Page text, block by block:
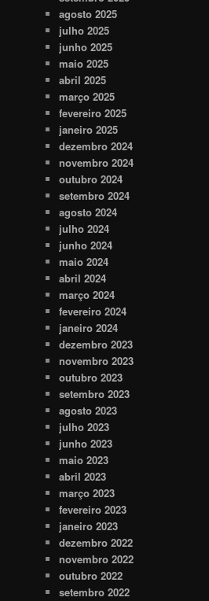
agosto 2025
julho 2025
junho 2025
maio 2025
abril 2025
março 2025
fevereiro 2025
janeiro 2025
dezembro 2024
novembro 2024
outubro 2024
setembro 2024
agosto 2024
julho 2024
junho 2024
maio 2024
abril 2024
março 2024
fevereiro 2024
janeiro 2024
dezembro 2023
novembro 2023
outubro 2023
setembro 2023
agosto 2023
julho 2023
junho 2023
maio 2023
abril 2023
março 2023
fevereiro 2023
janeiro 2023
dezembro 2022
novembro 2022
outubro 2022
setembro 2022